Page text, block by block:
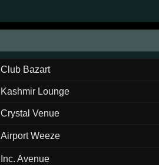
Club Bazart
Kashmir Lounge
Crystal Venue
Airport Weeze
Inc. Avenue